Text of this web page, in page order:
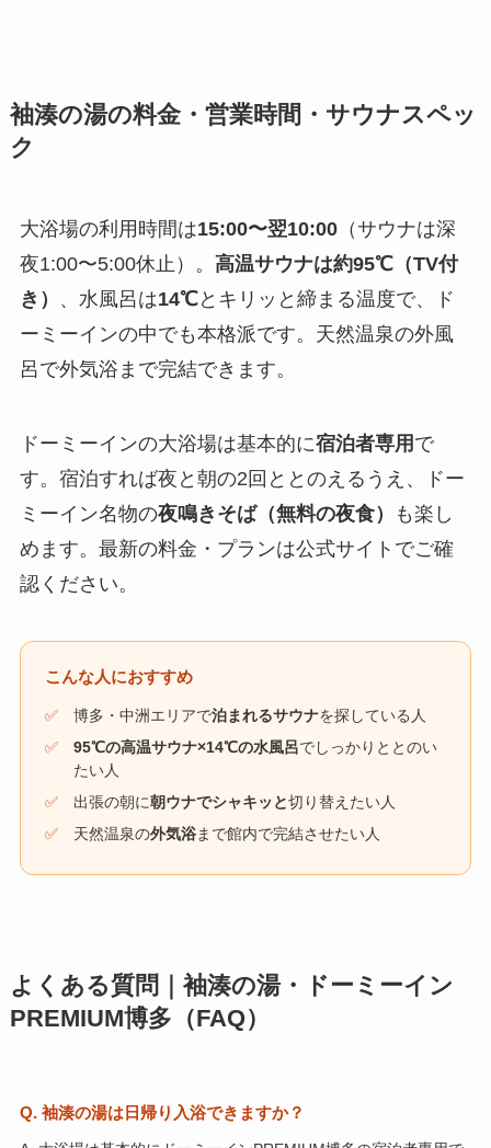
袖湊の湯の料金・営業時間・サウナスペッ
ク
大浴場の利用時間は15:00〜翌10:00（サウナは深
夜1:00〜5:00休止）。 高温サウナは約95℃（TV付
き）
、水風呂は14℃とキリッと締まる温度で、ド
ーミーインの中でも本格派です。天然温泉の外風
呂で外気浴まで完結できます。
ドーミーインの大浴場は基本的に宿泊者専用 で
す。宿泊すれば夜と朝の2回ととのえるうえ、ドー
ミーイン名物の夜鳴きそば（無料の夜食）
も楽し
めます。最新の料金・プランは公式サイトでご確
認ください。
こんな人におすすめ
✅ 博多・中洲エリアで泊まれるサウナを探している人
✅
95℃の高温サウナ×14℃の水風呂でしっかりととのい
たい人
✅
出張の朝に朝ウナでシャキッと切り替えたい人
✅
天然温泉の外気浴まで館内で完結させたい人
よくある質問｜袖湊の湯・ドーミーイン
PREMIUM博多（FAQ）
Q. 袖湊の湯は日帰り入浴できますか？